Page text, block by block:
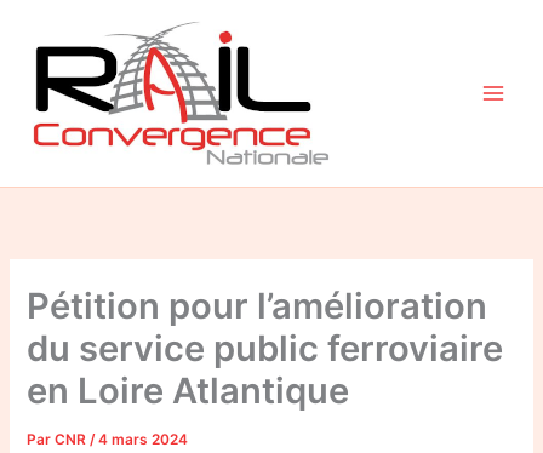
contenu
Pétition pour l’amélioration
du service public ferroviaire
en Loire Atlantique
ParCNR/4 mars 2024